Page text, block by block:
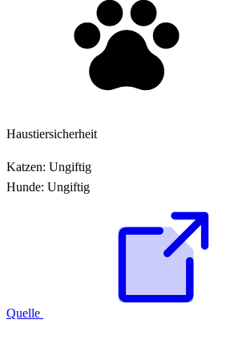
Haustiersicherheit
Katzen: Ungiftig
Hunde: Ungiftig
Quelle